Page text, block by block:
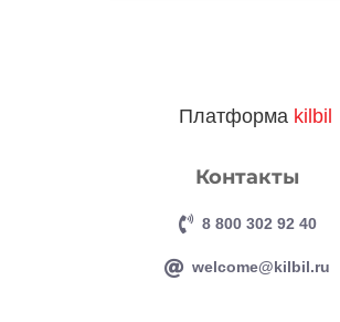
Платформа kilbil
Контакты
8 800 302 92 40
welcome@kilbil.ru